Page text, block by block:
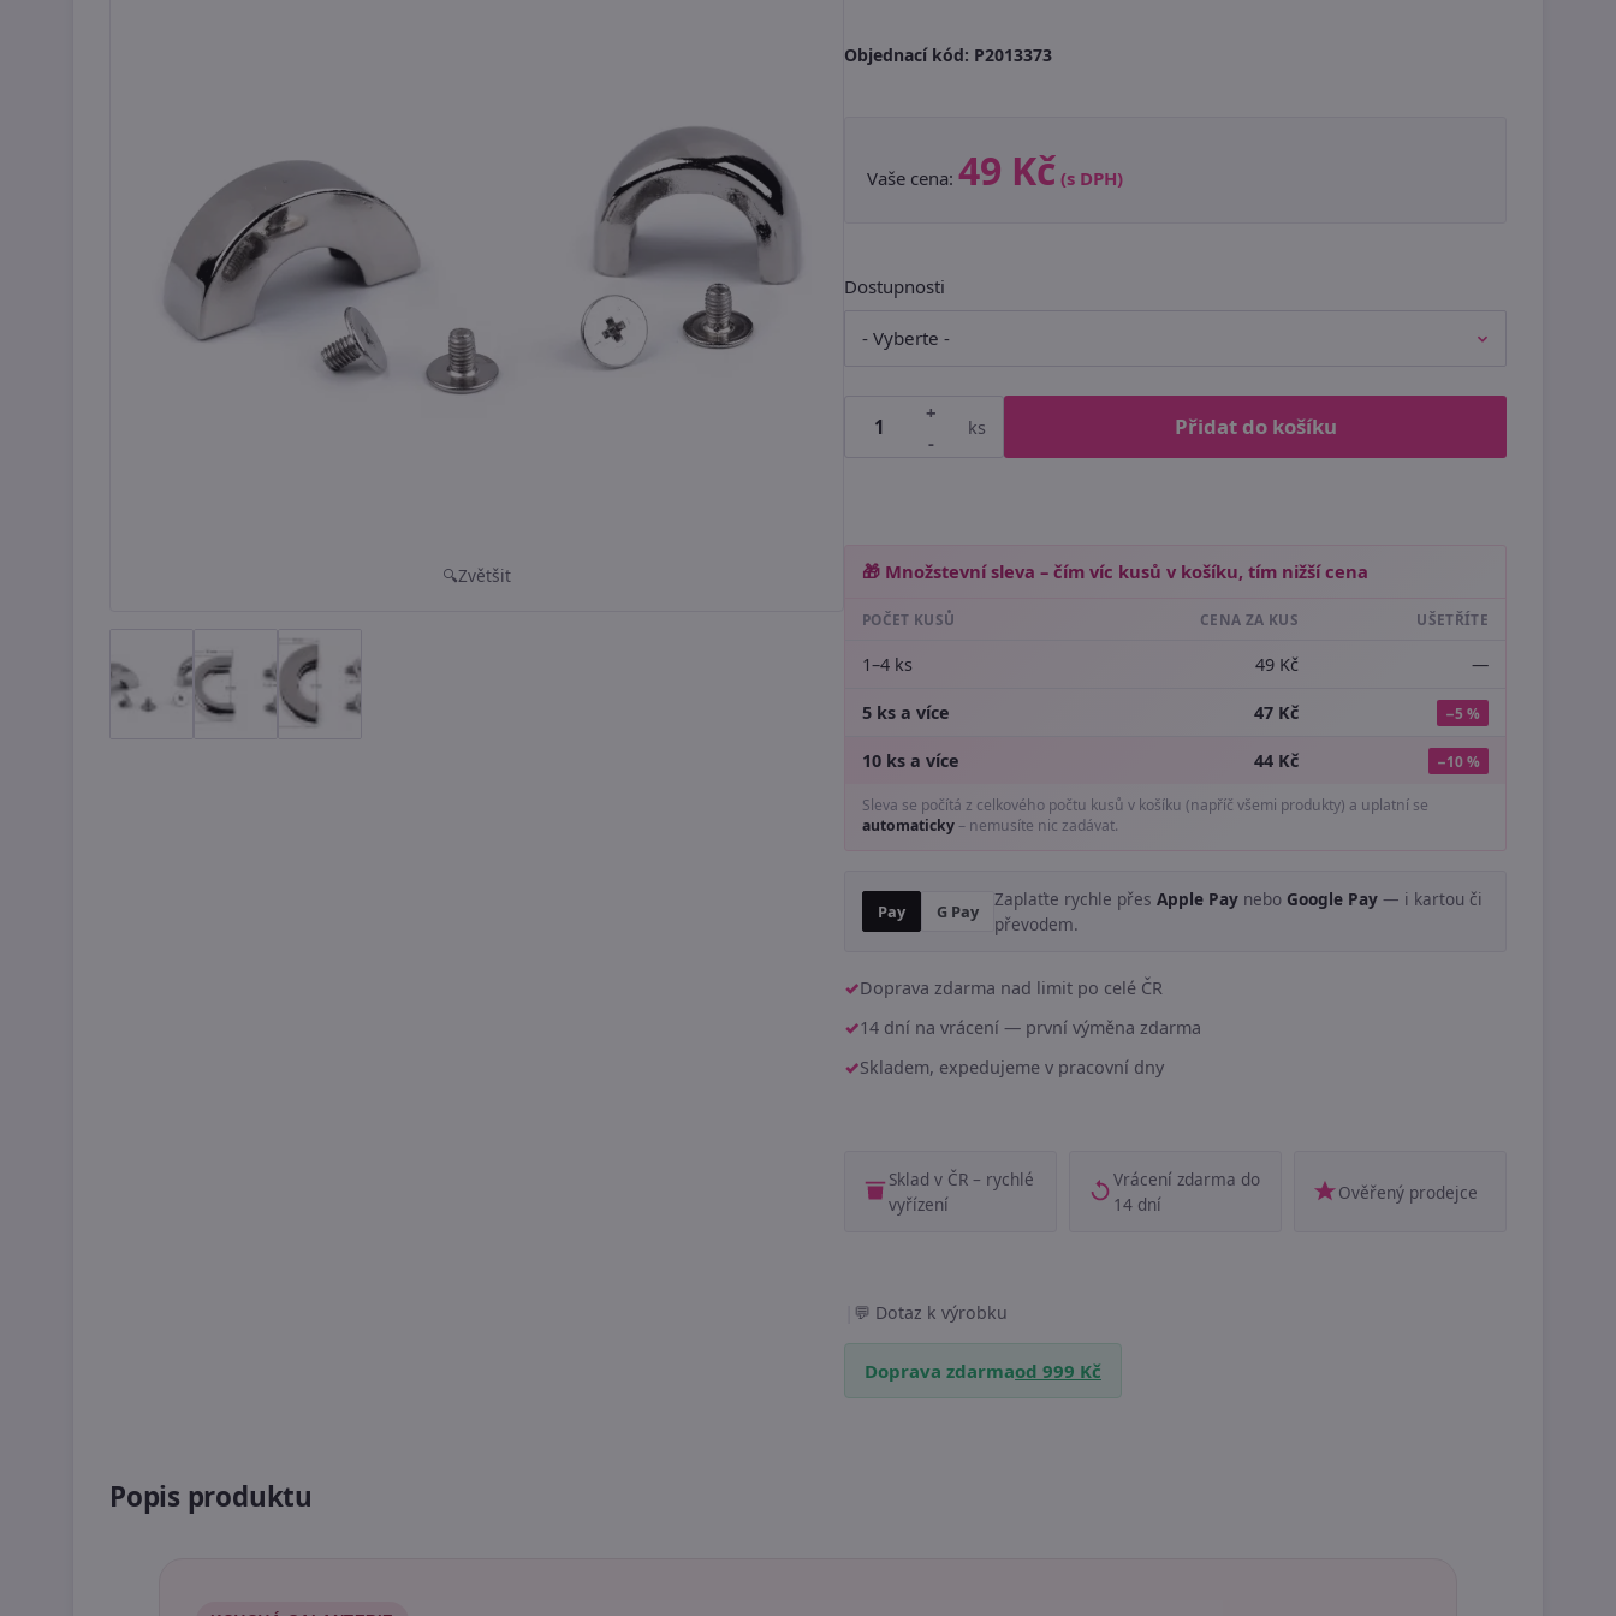
Zvětšit
Objednací kód: P2013373
Vaše cena: 49 Kč (s DPH)
Dostupnosti
+
-
ks Přidat do košíku
🎁 Množstevní sleva – čím víc kusů v košíku, tím nižší cena
POČET KUSŮ CENA ZA KUS UŠETŘÍTE
1–4 ks 49 Kč —
5 ks a více 47 Kč −5 %
10 ks a více 44 Kč −10 %
Sleva se počítá z celkového počtu kusů v košíku (napříč všemi produkty) a uplatní se
automaticky– nemusíte nic zadávat.
Pay G Pay
Zaplaťte rychle přes Apple Pay nebo Google Pay — i kartou či
převodem.
Doprava zdarma nad limit po celé ČR
14 dní na vrácení — první výměna zdarma
Skladem, expedujeme v pracovní dny
Sklad v ČR – rychlé
vyřízení
Vrácení zdarma do
14 dní
Ověřený prodejce
Dotaz k výrobku
Doprava zdarmaod 999 Kč
Popis produktu